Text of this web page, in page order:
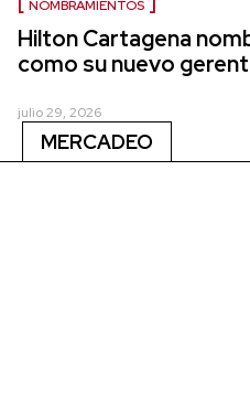
NOMBRAMIENTOS
Hilton Cartagena
como su nuevo
julio 29, 2026
MERCADEO